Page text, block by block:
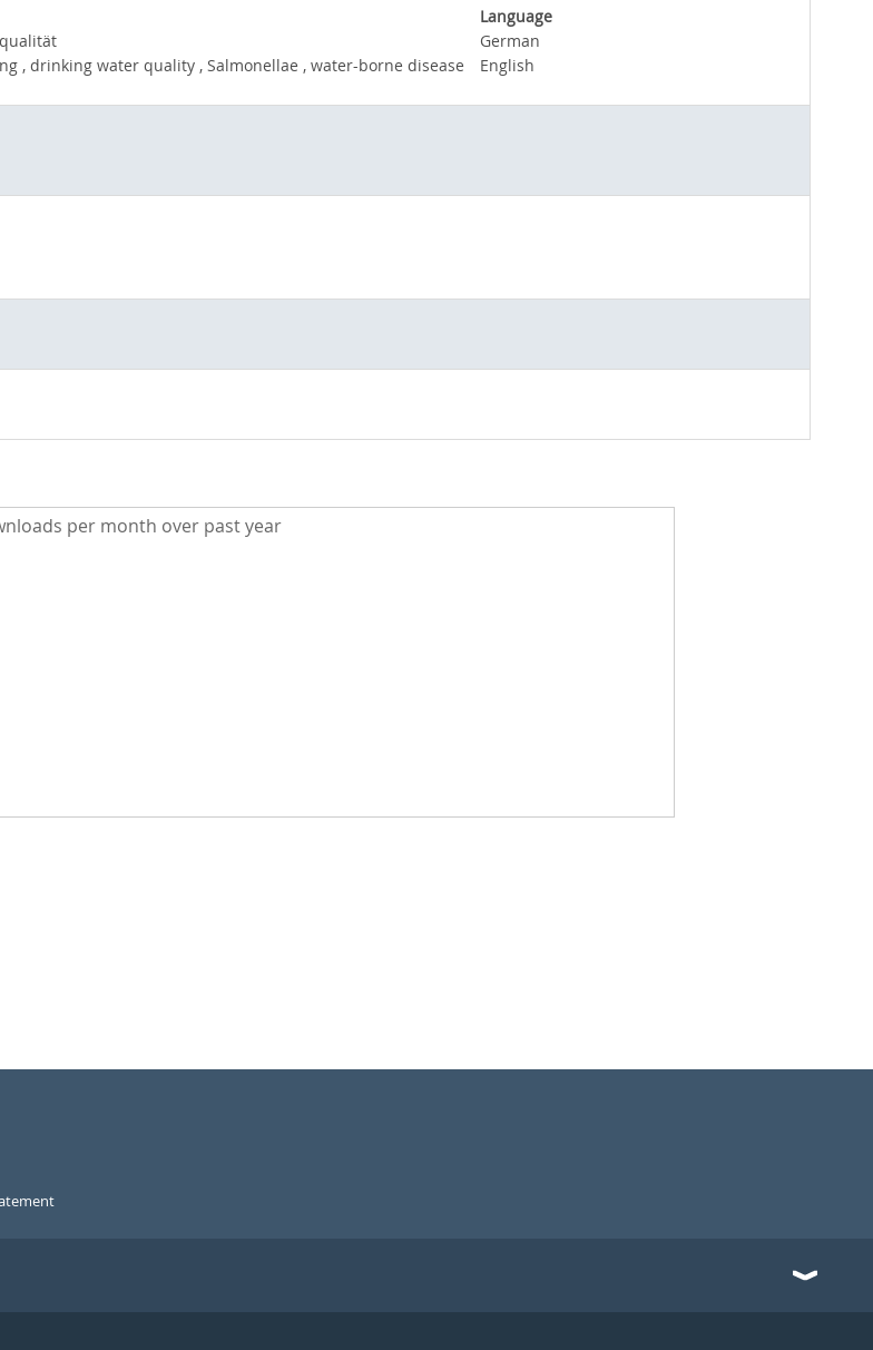
Language
German
, drinking water quality , Salmonellae , water-borne disease
English
per month over past year